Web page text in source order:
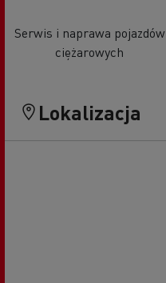
Serwis i naprawa pojazdów
ciężarowych
Lokalizacja